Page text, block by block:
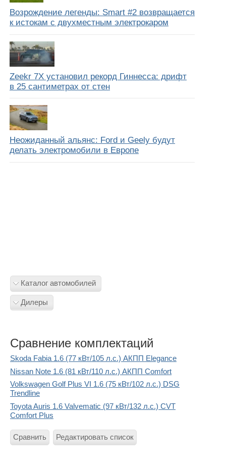
Возрождение легенды: Smart #2 возвращается
к истокам с двухместным электрокаром
Zeekr 7X установил рекорд Гиннесса: дрифт
в 25 сантиметрах от стен
Неожиданный альянс: Ford и Geely будут
делать электромобили в Европе
Каталог автомобилей
Дилеры
Сравнение комплектаций
Skoda Fabia 1.6 (77 кВт/105 л.с.) АКПП Elegance
Nissan Note 1.6 (81 кВт/110 л.с.) АКПП Comfort
Volkswagen Golf Plus VI 1.6 (75 кВт/102 л.с.) DSG
Trendline
Toyota Auris 1.6 Valvematic (97 кВт/132 л.с.) CVT
Comfort Plus
Сравнить Редактировать список